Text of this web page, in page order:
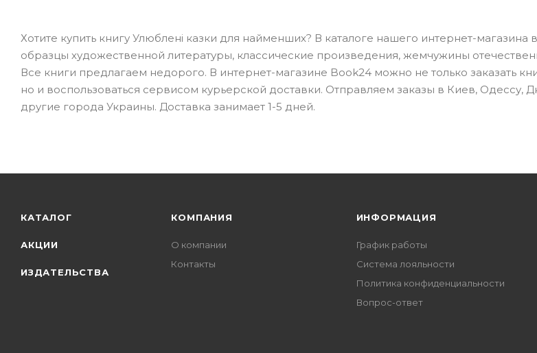
Хотите купить книгу Улюблені казки для найменших? В каталоге нашего интернет-магазина
образцы художественной литературы, классические произведения, жемчужины
Все книги предлагаем недорого. В интернет-магазине Book24 можно не только заказать
но и воспользоваться сервисом курьерской доставки. Отправляем заказы в Киев, Одессу,
другие города Украины. Доставка занимает 1-5 дней.
КАТАЛОГ
АКЦИИ
ИЗДАТЕЛЬСТВА
КОМПАНИЯ
О компании
Контакты
ИНФОРМАЦИЯ
График работы
Система лояльности
Политика конфиденциальности
Вопрос-ответ